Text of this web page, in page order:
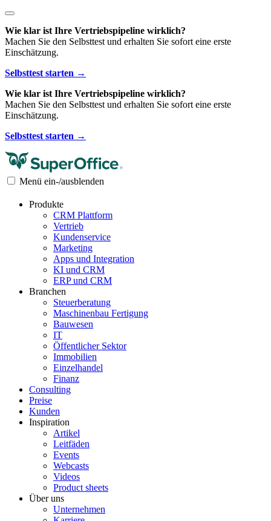
Wie klar ist Ihre Vertriebspipeline wirklich?
Machen Sie den Selbsttest und erhalten Sie sofort eine erste
Einschätzung.
Selbsttest starten →
Wie klar ist Ihre Vertriebspipeline wirklich?
Machen Sie den Selbsttest und erhalten Sie sofort eine erste
Einschätzung.
Selbsttest starten →
Menü ein-/ausblenden
Produkte
CRM Plattform
Vertrieb
Kundenservice
Marketing
Apps und Integration
KI und CRM
ERP und CRM
Branchen
Steuerberatung
Maschinenbau Fertigung
Bauwesen
IT
Öffentlicher Sektor
Immobilien
Einzelhandel
Finanz
Consulting
Preise
Kunden
Inspiration
Artikel
Leitfäden
Events
Webcasts
Videos
Product sheets
Über uns
Unternehmen